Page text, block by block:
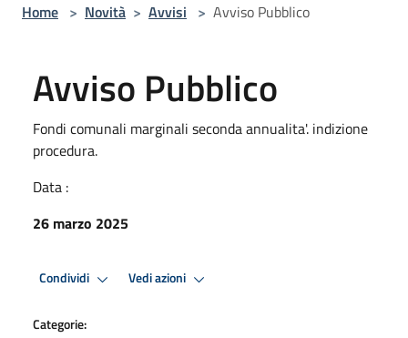
Home > Novità > Avvisi > Avviso Pubblico
Avviso Pubblico
Fondi comunali marginali seconda annualita'. indizione
procedura.
Data :
26 marzo 2025
Condividi Vedi azioni
Categorie: